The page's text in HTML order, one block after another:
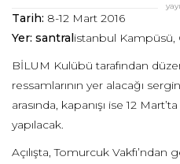
Tarih: 8-12 Mart 2016
Yer: santralistanbul Kampüsü,
BİLUM Kulübü tarafından
ressamlarının yer alacağı
arasında, kapanışı ise 12
yapılacak.
Açılışta, Tomurcuk Vakfı’ndan